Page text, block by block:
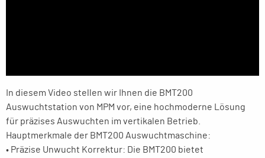
In diesem Video stellen wir Ihnen die BMT200
Auswuchtstation von MPM vor, eine hochmoderne Lösung
für präzises Auswuchten im vertikalen Betrieb.
Hauptmerkmale der BMT200 Auswuchtmaschine:
• Präzise Unwucht Korrektur: Die BMT200 bietet